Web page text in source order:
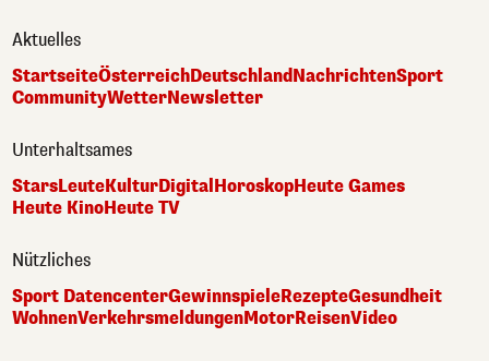
Aktuelles
StartseiteÖsterreichDeutschlandNachrichtenSport
CommunityWetterNewsletter
Unterhaltsames
StarsLeuteKulturDigital HoroskopHeute Games
Heute KinoHeute TV
Nützliches
Sport DatencenterGewinnspieleRezepteGesundheit
WohnenVerkehrsmeldungenMotorReisenVideo